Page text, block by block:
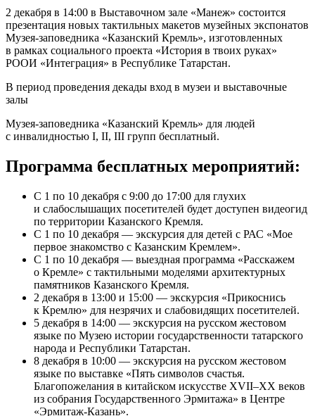
2 декабря в 14:00 в Выставочном зале «Манеж» состоится
презентация новых тактильных макетов музейных экспонатов
Музея-заповедника «Казанский Кремль», изготовленных
в рамках социального проекта «История в твоих руках»
РООИ «Интеграция» в Республике Татарстан.
В период проведения декады вход в музеи и выставочные
залы
Музея-заповедника «Казанский Кремль» для людей
с инвалидностью I, II, III групп бесплатный.
Программа бесплатных мероприятий:
С 1 по 10 декабря с 9:00 до 17:00 для глухих
и слабослышащих посетителей будет доступен видеогид
по территории Казанского Кремля.
С 1 по 10 декабря — экскурсия для детей с РАС «Мое
первое знакомство с Казанским Кремлем».
С 1 по 10 декабря — выездная программа «Расскажем
о Кремле» с тактильными моделями архитектурных
памятников Казанского Кремля.
2 декабря в 13:00 и 15:00 — экскурсия «Прикоснись
к Кремлю» для незрячих и слабовидящих посетителей.
5 декабря в 14:00 — экскурсия на русском жестовом
языке по Музею истории государственности татарского
народа и Республики Татарстан.
8 декабря в 10:00 — экскурсия на русском жестовом
языке по выставке «Пять символов счастья.
Благопожелания в китайском искусстве XVII–XX веков
из собрания Государственного Эрмитажа» в Центре
«Эрмитаж-Казань».